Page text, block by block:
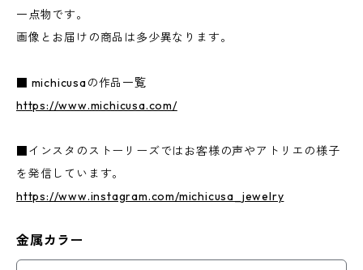
一点物です。
画像とお届けの商品は多少異なります。
■ michicusaの作品一覧
https://www.michicusa.com/
■インスタのストーリーズではお客様の声やアトリエの様子
を発信しています。
https://www.instagram.com/michicusa_jewelry
金属カラー